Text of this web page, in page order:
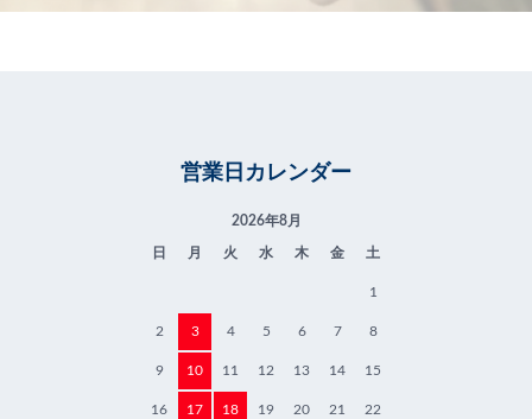
営業日カレンダー
2026年8月
日 月 火 水 木 金 土
1
2 3 4 5 6 7 8
9 10 11 12 13 14 15
16 17 18 19 20 21 22